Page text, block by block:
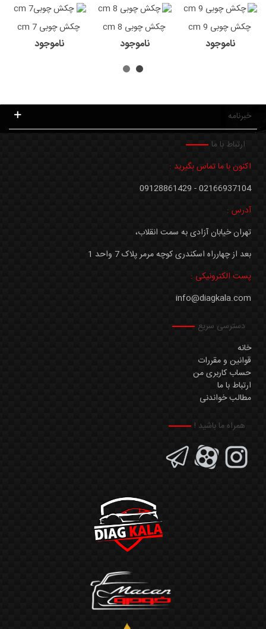
چکش چوبی 9 cm
ناموجود
چکش چوبی 8 cm
ناموجود
چکش چوبی 7 cm
ناموجود
خبرنامه
ارتباط با ما
اکنون با ما تماس بگیرید :
02166937104 - 09128861429
آدرس :
تهران خیابان آزادی به سمت انقلاب،
بعد از چهارراه اسکندری کوچه مرمر پلاک 7 واحد 1
پست الکترونیکی :
info@diagkala.com
دسترسی سریع
خانه
قوانین و مقررات
حساب کاربری من
ارتباط با ما
مطالب خواندنی
همراه ما باشید !